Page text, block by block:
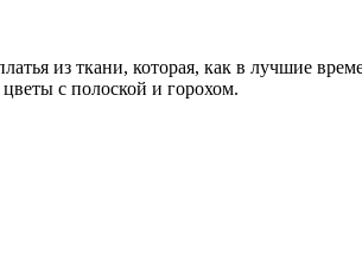
из ткани, которая, как в лучшие
с полоской и горохом.